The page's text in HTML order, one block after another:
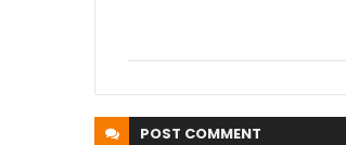
POST COMMENT